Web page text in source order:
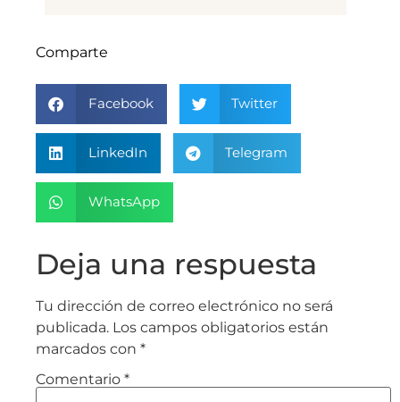
Comparte
Facebook Twitter
LinkedIn Telegram
WhatsApp
Deja una respuesta
Tu dirección de correo electrónico no será
publicada. Los campos obligatorios están
marcados con *
Comentario *